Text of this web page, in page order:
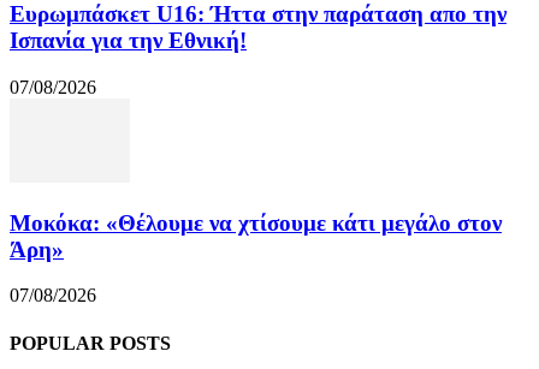
Ευρωμπάσκετ U16: Ήττα στην παράταση απο την
Ισπανία για την Εθνική!
07/08/2026
Μοκόκα: «Θέλουμε να χτίσουμε κάτι μεγάλο στον
Άρη»
07/08/2026
POPULAR POSTS